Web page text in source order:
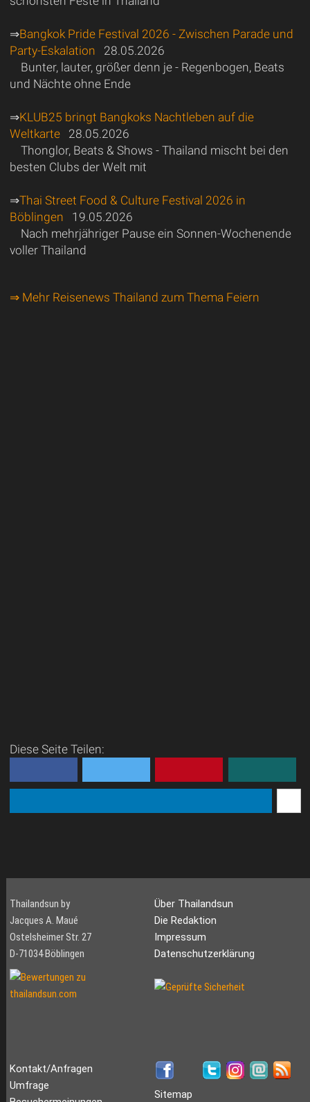
⇒Bangkok Pride Festival 2026 - Zwischen Parade und
Party-Eskalation 28.05.2026
Bunter, lauter, größer denn je - Regenbogen, Beats
und Nächte ohne Ende
⇒KLUB25 bringt Bangkoks Nachtleben auf die
Weltkarte28.05.2026
Thonglor, Beats & Shows - Thailand mischt bei den
besten Clubs der Welt mit
⇒Thai Street Food & Culture Festival 2026 in
Böblingen 19.05.2026
Nach mehrjähriger Pause ein Sonnen-Wochenende
voller Thailand
⇒ Mehr Reisenews Thailand zum Thema Feiern
Diese Seite Teilen:
Thailandsun by
Jacques A. Maué
Ostelsheimer Str. 27
D-71034 Böblingen
Über Thailandsun
Die Redaktion
Impressum
Datenschutzerklärung
Kontakt/Anfragen
Umfrage
Sitemap